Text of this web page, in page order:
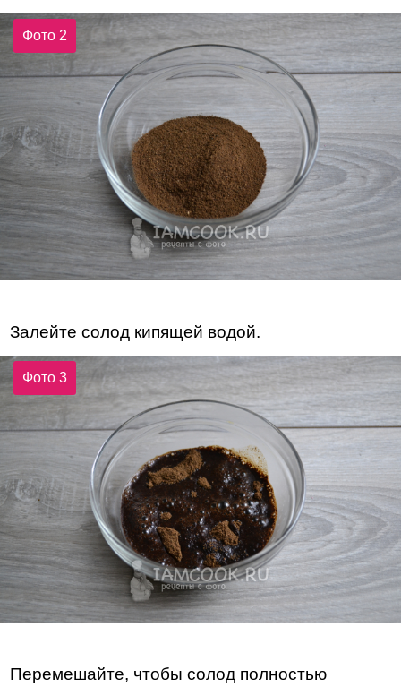
Фото 2
Залейте солод кипящей водой.
Фото 3
Перемешайте, чтобы солод полностью